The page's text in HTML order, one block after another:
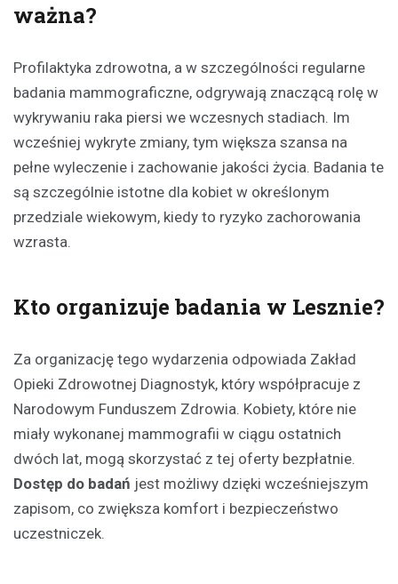
ważna?
Profilaktyka zdrowotna, a w szczególności regularne
badania mammograficzne, odgrywają znaczącą rolę w
wykrywaniu raka piersi we wczesnych stadiach. Im
wcześniej wykryte zmiany, tym większa szansa na
pełne wyleczenie i zachowanie jakości życia. Badania te
są szczególnie istotne dla kobiet w określonym
przedziale wiekowym, kiedy to ryzyko zachorowania
wzrasta.
Kto organizuje badania w Lesznie?
Za organizację tego wydarzenia odpowiada Zakład
Opieki Zdrowotnej Diagnostyk, który współpracuje z
Narodowym Funduszem Zdrowia. Kobiety, które nie
miały wykonanej mammografii w ciągu ostatnich
dwóch lat, mogą skorzystać z tej oferty bezpłatnie.
Dostęp do badań jest możliwy dzięki wcześniejszym
zapisom, co zwiększa komfort i bezpieczeństwo
uczestniczek.